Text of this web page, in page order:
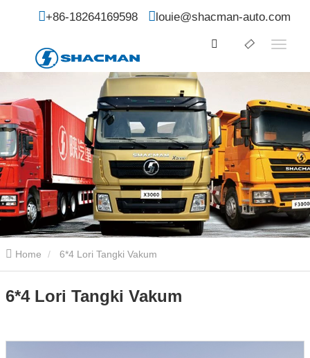
+86-18264169598 louie@shacman-auto.com
Home 6*4 Lori Tangki Vakum
6*4 Lori Tangki Vakum